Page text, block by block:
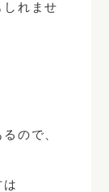
れませ
ので、